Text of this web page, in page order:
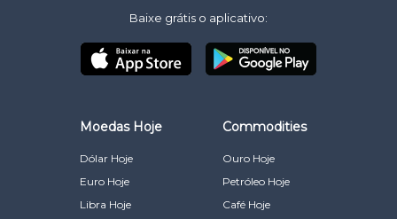
Baixe grátis o aplicativo:
Moedas Hoje
Dólar Hoje
Euro Hoje
Libra Hoje
Commodities
Ouro Hoje
Petróleo Hoje
Café Hoje